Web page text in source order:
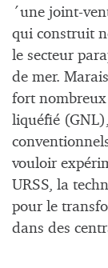
´une joint-
qui construit
le secteur
de mer.
fort nombreux
liquéfié
vouloir
URSS, la
pour le
dans des